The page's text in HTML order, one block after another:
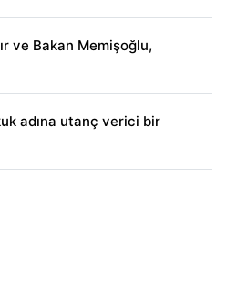
ve Bakan Memişoğlu,
adına utanç verici bir